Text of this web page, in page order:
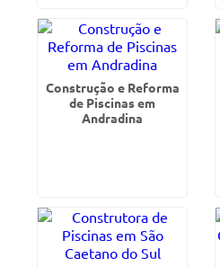
Construção e Reforma
de Piscinas em
Andradina